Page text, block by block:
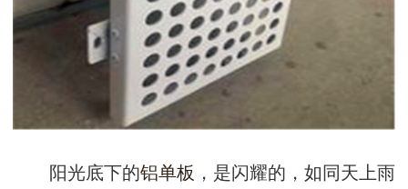
阳光底下的铝单板 ，是闪耀的，如同天上雨